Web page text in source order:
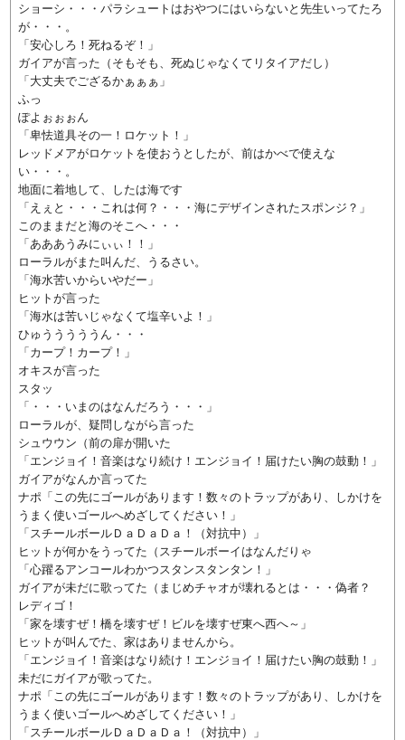
ショーシ・・・パラシュートはおやつにはいらないと先生いってたろ
が・・・。
「安心しろ！死ねるぞ！」
ガイアが言った（そもそも、死ぬじゃなくてリタイアだし）
「大丈夫でござるかぁぁぁ」
ふっ
ぽよぉぉぉん
「卑怯道具その一！ロケット！」
レッドメアがロケットを使おうとしたが、前はかべで使えな
い・・・。
地面に着地して、したは海です
「えぇと・・・これは何？・・・海にデザインされたスポンジ？」
このままだと海のそこへ・・・
「あああうみにぃぃ！！」
ローラルがまた叫んだ、うるさい。
「海水苦いからいやだー」
ヒットが言った
「海水は苦いじゃなくて塩辛いよ！」
ひゅうううううん・・・
「カープ！カープ！」
オキスが言った
スタッ
「・・・いまのはなんだろう・・・」
ローラルが、疑問しながら言った
シュウウン（前の扉が開いた
「エンジョイ！音楽はなり続け！エンジョイ！届けたい胸の鼓動！」
ガイアがなんか言ってた
ナポ「この先にゴールがあります！数々のトラップがあり、しかけを
うまく使いゴールへめざしてください！」
「スチールボールＤａＤａＤａ！（対抗中）」
ヒットが何かをうってた（スチールボーイはなんだりゃ
「心躍るアンコールわかつスタンスタンタン！」
ガイアが未だに歌ってた（まじめチャオが壊れるとは・・・偽者？
レディゴ！
「家を壊すぜ！橋を壊すぜ！ビルを壊すぜ東へ西へ～」
ヒットが叫んでた、家はありませんから。
「エンジョイ！音楽はなり続け！エンジョイ！届けたい胸の鼓動！」
未だにガイアが歌ってた。
ナポ「この先にゴールがあります！数々のトラップがあり、しかけを
うまく使いゴールへめざしてください！」
「スチールボールＤａＤａＤａ！（対抗中）」